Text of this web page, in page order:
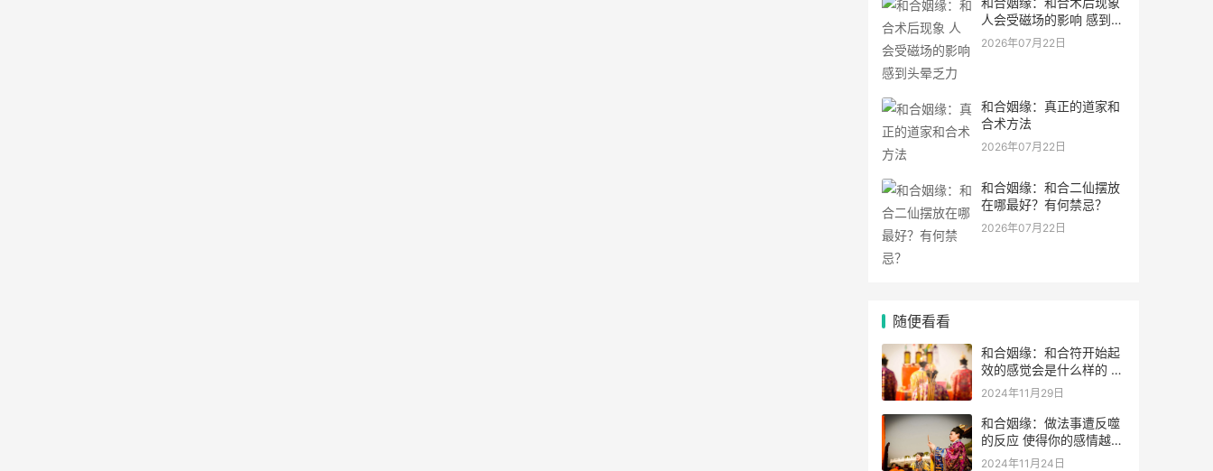
人会受磁场的影响 感到头
晕乏力
2026年07月22日
和合姻缘：真正的道家和
合术方法
2026年07月22日
和合姻缘：和合二仙摆放
在哪最好？有何禁忌？
2026年07月22日
随便看看
和合姻缘：和合符开始起
效的感觉会是什么样的 如
何判断和合术是否起效
2024年11月29日
和合姻缘：做法事遭反噬
的反应 使得你的感情越变
越差
2024年11月24日